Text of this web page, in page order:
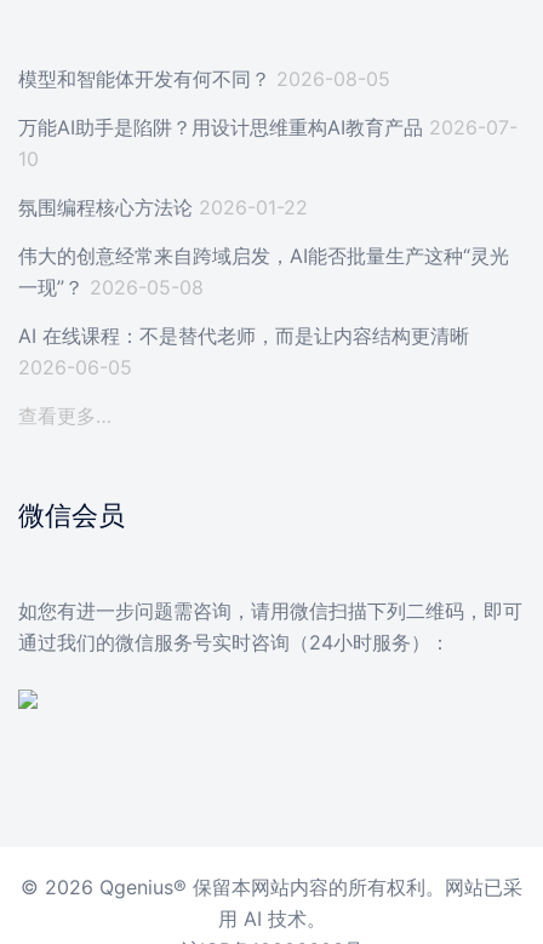
模型和智能体开发有何不同？ 2026-08-05
万能AI助手是陷阱？用设计思维重构AI教育产品 2026-07-
10
氛围编程核心方法论 2026-01-22
伟大的创意经常来自跨域启发，AI能否批量生产这种“灵光
一现”？ 2026-05-08
AI 在线课程：不是替代老师，而是让内容结构更清晰
2026-06-05
查看更多…
微信会员
如您有进一步问题需咨询，请用微信扫描下列二维码，即可
通过我们的微信服务号实时咨询（24小时服务）：
© 2026 Qgenius® 保留本网站内容的所有权利。网站已采
用 AI 技术。